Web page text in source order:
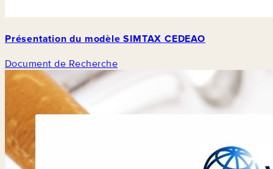
Présentation du modèle SIMTAX CEDEAO
Document de Recherche